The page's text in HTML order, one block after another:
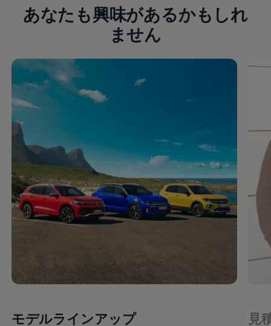
あなたも興味があるかもしれ
ません
モデルラインアップ 見